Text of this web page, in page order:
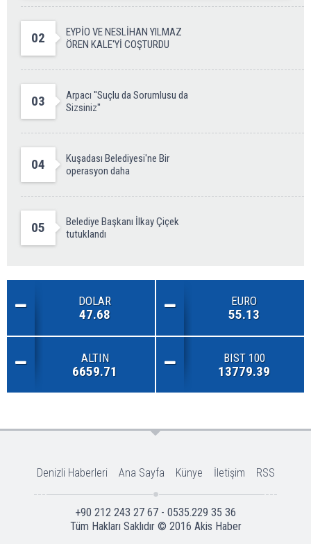
02
EYPİO VE NESLİHAN YILMAZ
ÖREN KALE'Yİ COŞTURDU
03
Arpacı ''Suçlu da Sorumlusu da
Sizsiniz''
04
Kuşadası Belediyesi'ne Bir
operasyon daha
05
Belediye Başkanı İlkay Çiçek
tutuklandı
DOLAR
47.68
EURO
55.13
ALTIN
6659.71
BIST 100
13779.39
Denizli Haberleri Ana Sayfa Künye İletişim RSS
+90 212 243 27 67 - 0535.229 35 36
Tüm Hakları Saklıdır © 2016 Akis Haber